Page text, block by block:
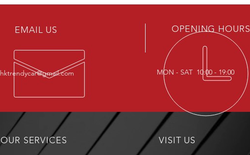
EMAIL US OPENING HOURS
hktrendycar@gmail.com MON - SAT 10:00 - 19:00
OUR SERVICES VISIT US